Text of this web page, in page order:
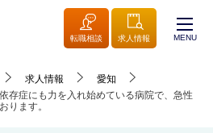
転職相談 求人情報 MENU
求人情報
愛知
存症にも力を入れ始めている病院で、急性
ります。